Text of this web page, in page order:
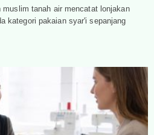
tanah air mencatat lonjakan
kategori pakaian syar'i sepanjang